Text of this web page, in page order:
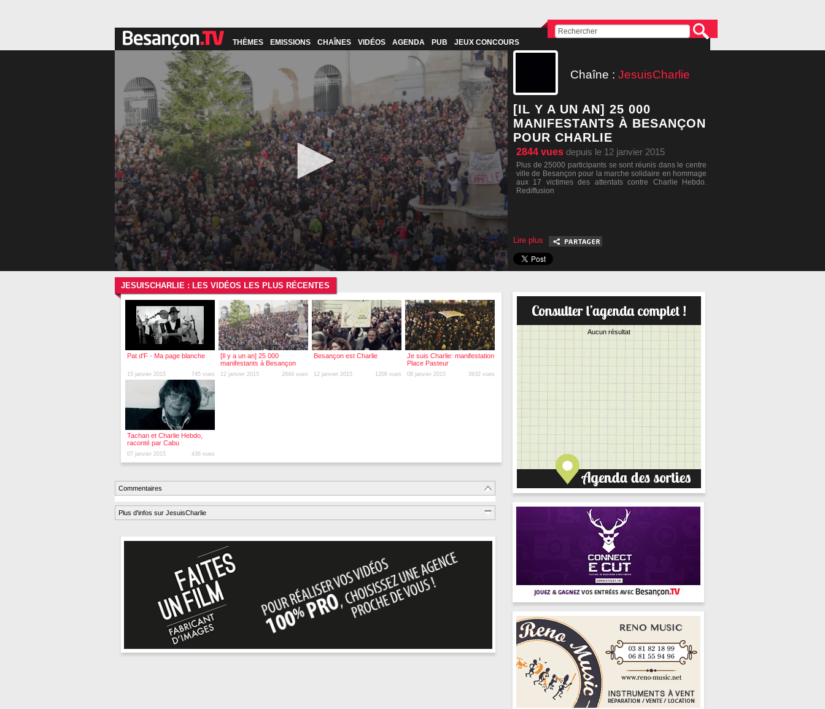
THÈMES EMISSIONS CHAÎNES VIDÉOS AGENDA PUB JEUX CONCOURS
Chaîne : JesuisCharlie
[IL Y A UN AN] 25 000
MANIFESTANTS À BESANÇON
POUR CHARLIE
2844 vues depuis le 12 janvier 2015
Plus de 25000 participants se sont réunis dans le centre
ville de Besançon pour la marche solidaire en hommage
aux 17 victimes des attentats contre Charlie Hebdo.
Rediffusion
Lire plus
JESUISCHARLIE : LES VIDÉOS LES PLUS RÉCENTES
Pat d'F - Ma page blanche
15 janvier 2015 745 vues
[Il y a un an] 25 000
manifestants à Besançon
pour Charlie
12 janvier 2015 2844 vues
Besançon est Charlie
12 janvier 2015 1206 vues
Je suis Charlie: manifestation
Place Pasteur
08 janvier 2015 3932 vues
Tachan et Charlie Hebdo,
raconté par Cabu
07 janvier 2015 436 vues
Commentaires
Plus d'infos sur JesuisCharlie
Aucun résultat